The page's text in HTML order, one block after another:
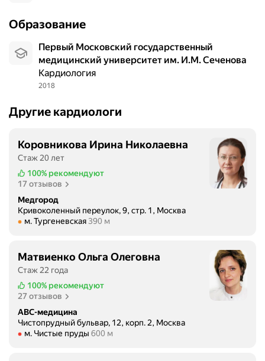
Образование
Первый Московский государственный
медицинский университет им. И.М. Сеченова
Кардиология
2018
Другие кардиологи
Коровникова Ирина Николаевна
Стаж 20 лет
100% рекомендуют
17 отзывов
Медгород
Кривоколенный переулок, 9, стр. 1, Москва
Метро м. Тургеневская Расстояние 390 м
м. Тургеневская 390 м
Матвиенко Ольга Олеговна
Стаж 22 года
100% рекомендуют
27 отзывов
ABC-медицина
Чистопрудный бульвар, 12, корп. 2, Москва
Метро м. Чистые пруды Расстояние 600 м
м. Чистые пруды 600 м